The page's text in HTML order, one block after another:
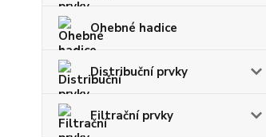
Ohebné hadice
Distribuční prvky
Filtrační prvky